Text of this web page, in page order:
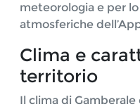
meteorologia e per
atmosferiche
Clima e
territorio
Il clima di Gamberale